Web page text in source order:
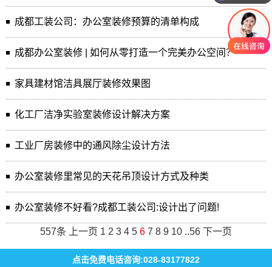
成都工装公司：办公室装修预算的清单构成
成都办公室装修 | 如何从零打造一个完美办公空间？
家具建材馆洁具展厅装修效果图
化工厂洁净实验室装修设计解决方案
工业厂房装修中的通风除尘设计方法
办公室装修里常见的天花吊顶设计方式及种类
办公室装修不好看?成都工装公司:设计出了问题!
557条 上一页 1 2 3 4 5 6 7 8 9 10 ..56 下一页
点击免费电话咨询:028-83177822